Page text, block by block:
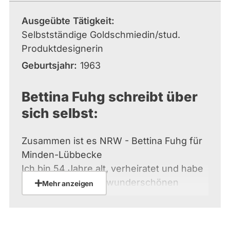
Ausgeübte Tätigkeit
Selbstständige Goldschmiedin/stud.
Produktdesignerin
Geburtsjahr 1963
Bettina Fuhg schreibt über
sich selbst:
Zusammen ist es NRW - Bettina Fuhg für
Minden-Lübbecke
Ich bin 54 Jahre alt, verheiratet und habe
zwei Kinder. In der wunderschönen
Altstadt in MInden habe ich als
Mehr anzeigen